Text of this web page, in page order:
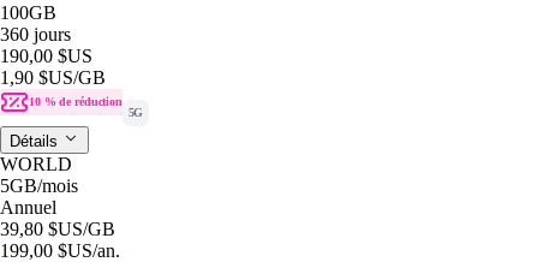
100GB
360 jours
190,00 $US
1,90 $US/GB
10 % de réduction
5G
Détails
WORLD
5GB/mois
Annuel
39,80 $US/GB
199,00 $US/an.